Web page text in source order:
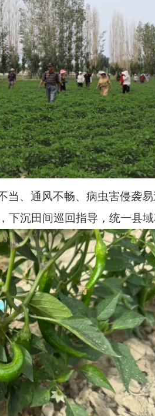
、通风不畅、病虫害侵袭
沉田间巡回指导，统一县